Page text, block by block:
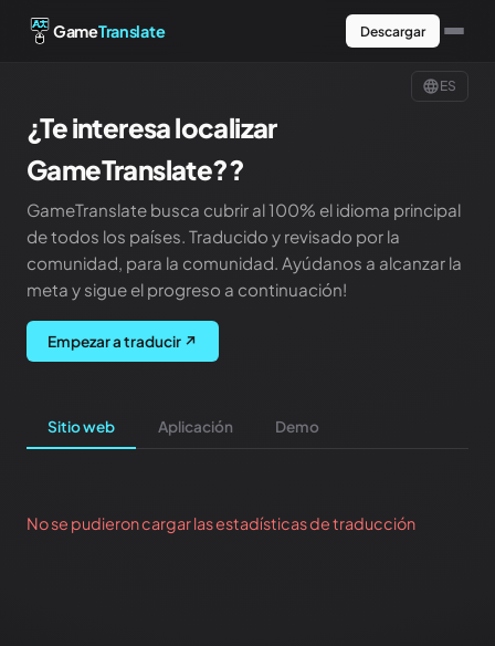
GameTranslate Descargar
ES
¿Te interesa localizar
GameTranslate??
GameTranslate busca cubrir al 100% el idioma principal
de todos los países. Traducido y revisado por la
comunidad, para la comunidad. Ayúdanos a alcanzar la
meta y sigue el progreso a continuación!
Empezar a traducir ↗
Sitio web Aplicación Demo
No se pudieron cargar las estadísticas de traducción